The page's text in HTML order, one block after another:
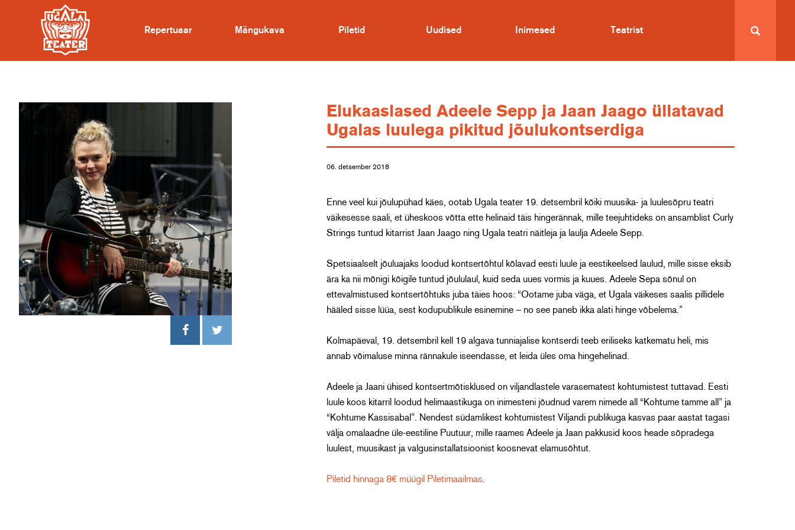
Repertuaar Mängukava Piletid Uudised Inimesed Teatrist
Elukaaslased Adeele Sepp ja Jaan Jaago üllatavad
Ugalas luulega pikitud jõulukontserdiga
06. detsember 2018
Enne veel kui jõulupühad käes, ootab Ugala teater 19. detsembril kõiki muusika- ja luulesõpru teatri
väikesesse saali, et üheskoos võtta ette helinaid täis hingerännak, mille teejuhtideks on ansamblist Curly
Strings tuntud kitarrist Jaan Jaago ning Ugala teatri näitleja ja laulja Adeele Sepp.
Spetsiaalselt jõuluajaks loodud kontsertõhtul kõlavad eesti luule ja eestikeelsed laulud, mille sisse eksib
ära ka nii mõnigi kõigile tuntud jõululaul, kuid seda uues vormis ja kuues. Adeele Sepa sõnul on
ettevalmistused kontsertõhtuks juba täies hoos: “Ootame juba väga, et Ugala väikeses saalis pillidele
hääled sisse lüüa, sest kodupublikule esinemine – no see paneb ikka alati hinge võbelema.”
Kolmapäeval, 19. detsembril kell 19 algava tunniajalise kontserdi teeb eriliseks katkematu heli, mis
annab võimaluse minna rännakule iseendasse, et leida üles oma hingehelinad.
Adeele ja Jaani ühised kontsertmõtisklused on viljandlastele varasematest kohtumistest tuttavad. Eesti
luule koos kitarril loodud helimaastikuga on inimesteni jõudnud varem nimede all “Kohtume tamme all” ja
“Kohtume Kassisabal”. Nendest südamlikest kohtumistest Viljandi publikuga kasvas paar aastat tagasi
välja omalaadne üle-eestiline Puutuur, mille raames Adeele ja Jaan pakkusid koos heade sõpradega
luulest, muusikast ja valgusinstallatsioonist koosnevat elamusõhtut.
Piletid hinnaga 8€ müügil Piletimaailmas